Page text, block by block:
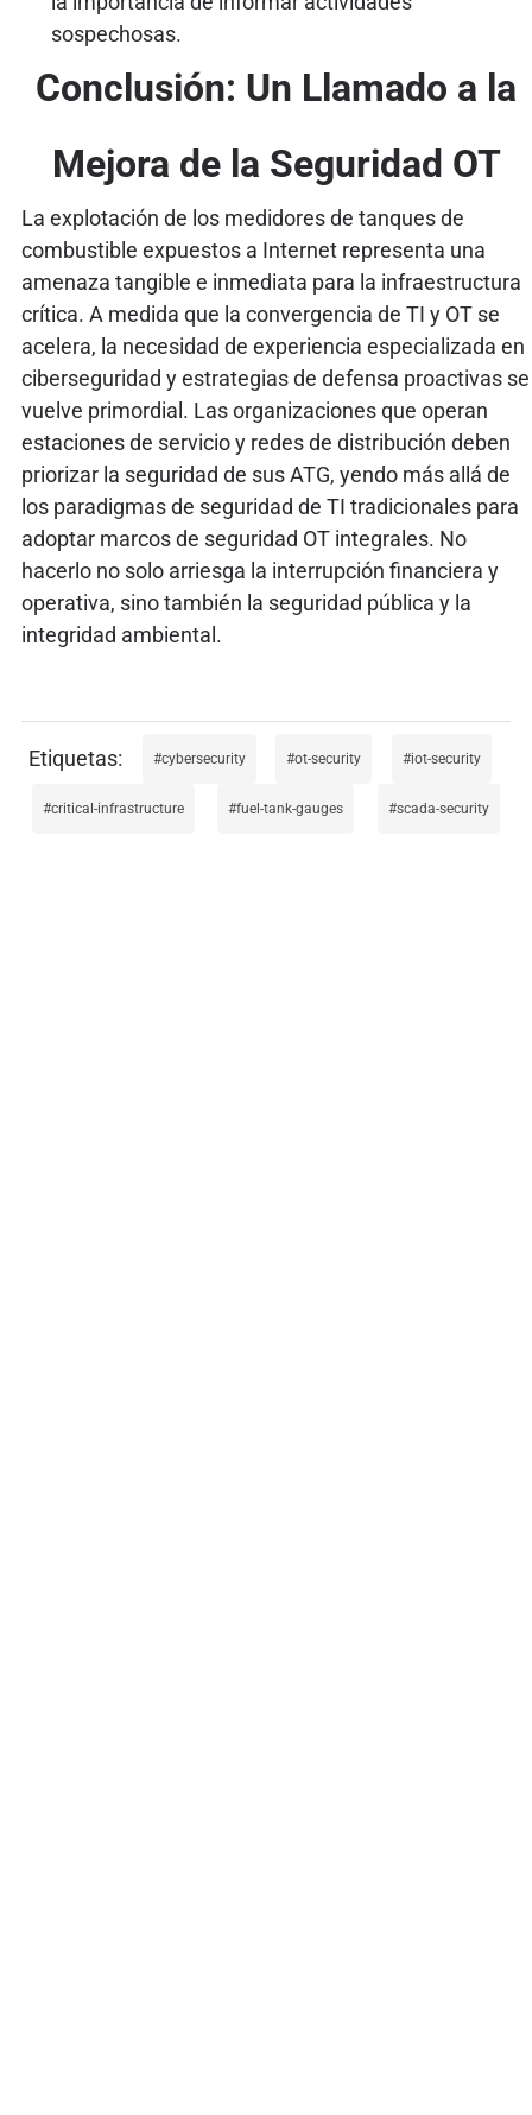
sospechosas.
Conclusión: Un Llamado a la
Mejora de la Seguridad OT
La explotación de los medidores de tanques de
combustible expuestos a Internet representa una
amenaza tangible e inmediata para la infraestructura
crítica. A medida que la convergencia de TI y OT se
acelera, la necesidad de experiencia especializada en
ciberseguridad y estrategias de defensa proactivas se
vuelve primordial. Las organizaciones que operan
estaciones de servicio y redes de distribución deben
priorizar la seguridad de sus ATG, yendo más allá de
los paradigmas de seguridad de TI tradicionales para
adoptar marcos de seguridad OT integrales. No
hacerlo no solo arriesga la interrupción financiera y
operativa, sino también la seguridad pública y la
integridad ambiental.
cybersecurity ot-security iot-security
critical-infrastructure fuel-tank-gauges scada-security